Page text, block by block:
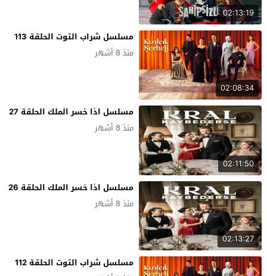
02:13:19
02:08:34
مسلسل شراب التوت الحلقة 113
منذ 8 أشهر
02:11:50
مسلسل اذا خسر الملك الحلقة 27
منذ 8 أشهر
02:13:27
مسلسل اذا خسر الملك الحلقة 26
منذ 8 أشهر
مسلسل شراب التوت الحلقة 112